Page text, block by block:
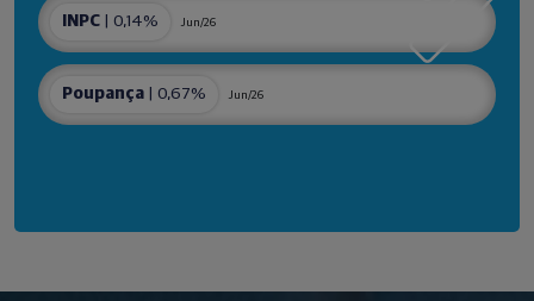
INPC | 0,14% Jun/26
Poupança | 0,67% Jun/26